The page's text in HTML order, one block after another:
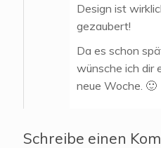
Design ist
gezaubert!
Da es schon
wünsche ich dir
neue Woche. 🙂
Schreibe einen